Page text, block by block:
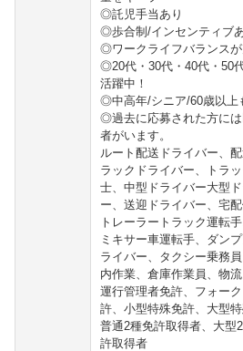
◎託児手当あり
◎歩合制/インセンティブ
◎ワークライフバランス
◎20代・30代・40代・50
活躍中！
◎中高年/シニア/60歳以上
◎過去に応募された方に
者がいます。
ルート配送ドライバー、
ラックドライバー、トラ
士、中型ドライバー大型
ー、送迎ドライバー、宅
トレーラートラック運転
ミキサー車運転手、ダン
ライバー、タクシー乗務
内作業、倉庫作業員、物
運行管理者免許、フォー
許、小型特殊免許、大型特
普通2種免許取得者、大型
許取得者